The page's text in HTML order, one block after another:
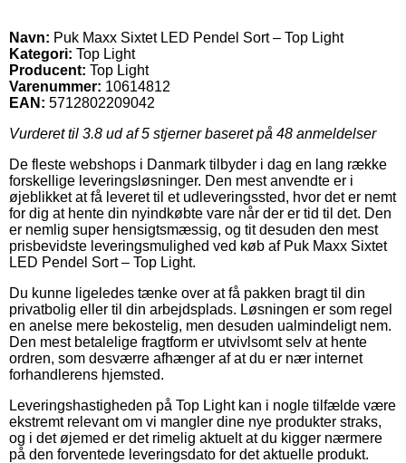
Navn: Puk Maxx Sixtet LED Pendel Sort – Top Light
Kategori: Top Light
Producent: Top Light
Varenummer: 10614812
EAN: 5712802209042
Vurderet til 3.8 ud af 5 stjerner baseret på 48 anmeldelser
De fleste webshops i Danmark tilbyder i dag en lang række
forskellige leveringsløsninger. Den mest anvendte er i
øjeblikket at få leveret til et udleveringssted, hvor det er nemt
for dig at hente din nyindkøbte vare når der er tid til det. Den
er nemlig super hensigtsmæssig, og tit desuden den mest
prisbevidste leveringsmulighed ved køb af Puk Maxx Sixtet
LED Pendel Sort – Top Light.
Du kunne ligeledes tænke over at få pakken bragt til din
privatbolig eller til din arbejdsplads. Løsningen er som regel
en anelse mere bekostelig, men desuden ualmindeligt nem.
Den mest betalelige fragtform er utvivlsomt selv at hente
ordren, som desværre afhænger af at du er nær internet
forhandlerens hjemsted.
Leveringshastigheden på Top Light kan i nogle tilfælde være
ekstremt relevant om vi mangler dine nye produkter straks,
og i det øjemed er det rimelig aktuelt at du kigger nærmere
på den forventede leveringsdato for det aktuelle produkt.